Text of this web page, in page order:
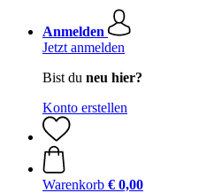
Anmelden
Jetzt anmelden
Bist du neu hier?
Konto erstellen
Warenkorb € 0,00